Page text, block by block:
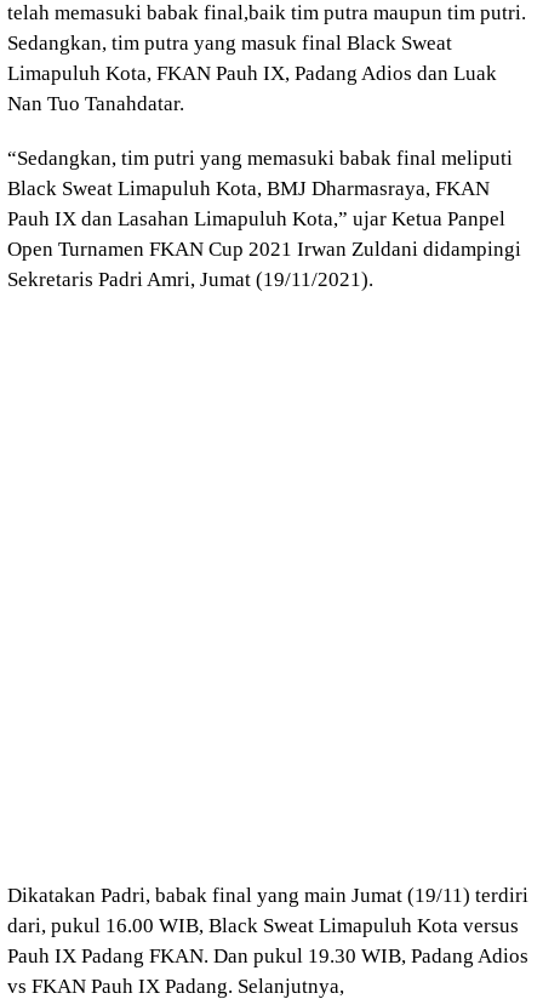
telah memasuki babak final,baik tim putra maupun tim putri.
Sedangkan, tim putra yang masuk final Black Sweat
Limapuluh Kota, FKAN Pauh IX, Padang Adios dan Luak
Nan Tuo Tanahdatar.
“Sedangkan, tim putri yang memasuki babak final meliputi
Black Sweat Limapuluh Kota, BMJ Dharmasraya, FKAN
Pauh IX dan Lasahan Limapuluh Kota,” ujar Ketua Panpel
Open Turnamen FKAN Cup 2021 Irwan Zuldani didampingi
Sekretaris Padri Amri, Jumat (19/11/2021).
Dikatakan Padri, babak final yang main Jumat (19/11) terdiri
dari, pukul 16.00 WIB, Black Sweat Limapuluh Kota versus
Pauh IX Padang FKAN. Dan pukul 19.30 WIB, Padang Adios
vs FKAN Pauh IX Padang. Selanjutnya,